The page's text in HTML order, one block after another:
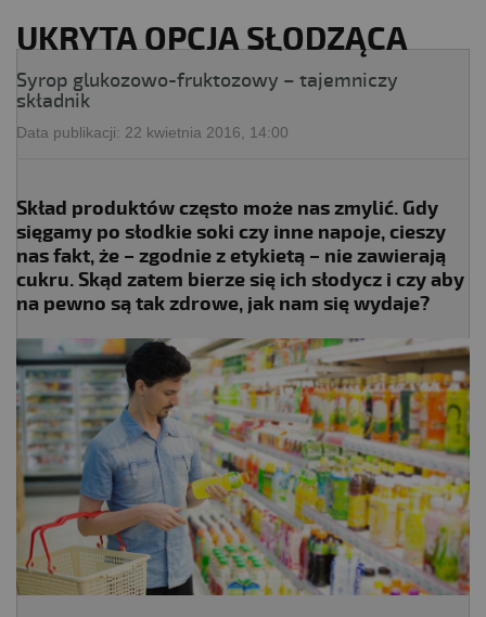
UKRYTA OPCJA SŁODZĄCA
Syrop glukozowo-fruktozowy – tajemniczy
składnik
Data publikacji: 22 kwietnia 2016, 14:00
Skład produktów często może nas zmylić. Gdy
sięgamy po słodkie soki czy inne napoje, cieszy
nas fakt, że – zgodnie z etykietą – nie zawierają
cukru. Skąd zatem bierze się ich słodycz i czy aby
na pewno są tak zdrowe, jak nam się wydaje?